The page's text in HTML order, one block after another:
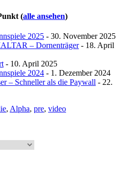
(alle ansehen)
2025 - 30. November 2025
– Dornenträger- 18. April
- 10. April 2025
2024 - 1. Dezember 2024
– Schneller als die Paywall - 22.
, Alpha, pre, video